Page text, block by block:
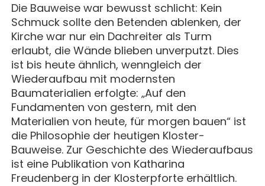
Die Bauweise war bewusst schlicht: Kein
Schmuck sollte den Betenden ablenken, der
Kirche war nur ein Dachreiter als Turm
erlaubt, die Wände blieben unverputzt. Dies
ist bis heute ähnlich, wenngleich der
Wiederaufbau mit modernsten
Baumaterialien erfolgte: „Auf den
Fundamenten von gestern, mit den
Materialien von heute, für morgen bauen“ ist
die Philosophie der heutigen Kloster-
Bauweise. Zur Geschichte des Wiederaufbaus
ist eine Publikation von Katharina
Freudenberg in der Klosterpforte erhältlich.